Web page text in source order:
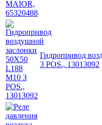
Гидропривод
3 POS., 13013092